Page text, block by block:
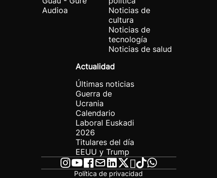
Audioa
Noticias de
cultura
Noticias de
tecnología
Noticias de salud
Actualidad
Últimas noticias
Guerra de
Ucrania
Calendario
Laboral Euskadi
2026
Titulares del día
EEUU y Trump
Política de privacidad